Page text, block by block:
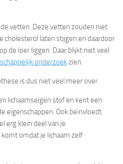
vetten. Deze vetten zouden niet
cholesterol laten stijgen en daardoor
de loer liggen. Daar blijkt niet veel
onderzoekzien.
is dus niet veel meer over.
lichaamseigen stof en kent een
eigenschappen. Ook beïnvloedt
erg klein deel van je
komt omdat je lichaam zelf